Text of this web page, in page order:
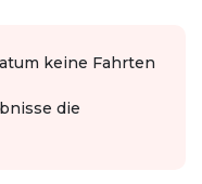
keine Fahrten
die